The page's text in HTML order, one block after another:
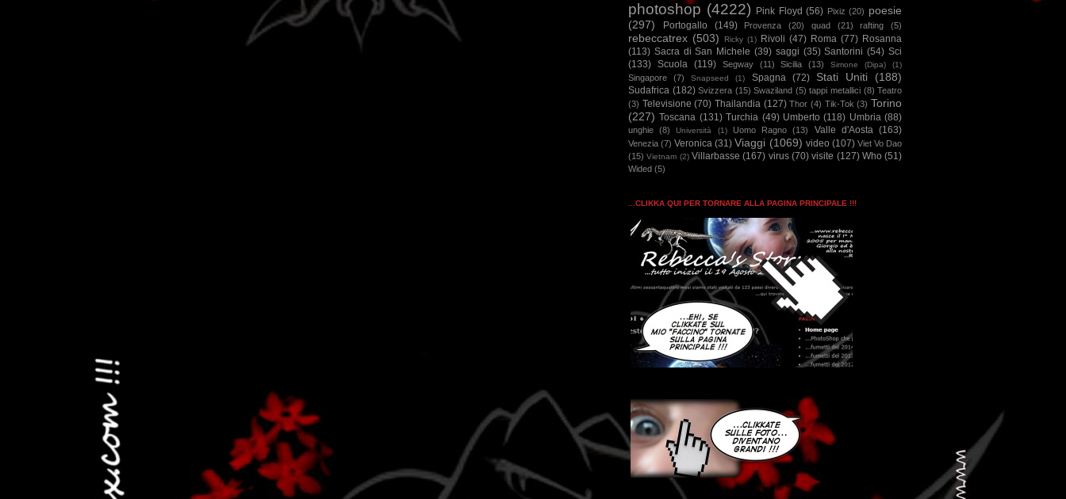
photoshop (4222) Pink Floyd (56) Pixiz (20) poesie
(297)
Portogallo (149) Provenza (20) quad (21) rafting (5)
rebeccatrex (503) Ricky (1) Rivoli (47) Roma (77) Rosanna
(113) Sacra di San Michele (39) saggi (35) Santorini (54) Sci
(133) Scuola (119) Segway (11) Sicilia (13) Simone (Dipa) (1)
Singapore (7) Snapseed (1) Spagna (72) Stati Uniti (188)
Sudafrica (182) Svizzera (15) Swaziland (5) tappi metallici (8) Teatro
(3) Televisione (70) Thailandia (127) Thor (4) Tik-Tok (3) Torino
(227) Toscana (131) Turchia (49) Umberto (118) Umbria (88)
unghie (8) Università (1) Uomo Ragno (13) Valle d'Aosta (163)
Venezia (7) Veronica (31) Viaggi (1069) video (107) Viet Vo Dao
(15) Vietnam (2) Villarbasse (167) virus (70) visite (127) Who (51)
Wided (5)
...CLIKKA QUI PER TORNARE ALLA PAGINA PRINCIPALE !!!